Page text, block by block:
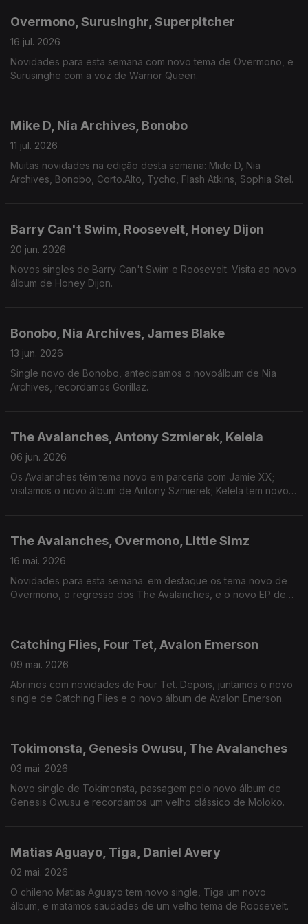
Overmono, Surusinghr, Superpitcher
16 jul. 2026
Novidades para esta semana com novo tema de Overmono, e
Surusinghe com a voz de Warrior Queen.
Mike D, Nia Archives, Bonobo
11 jul. 2026
Muitas novidades na edição desta semana: Mide D, Nia
Archives, Bonobo, Corto.Alto, Tycho, Flash Atkins, Sophia Stel.
Barry Can't Swim, Roosevelt, Honey Dijon
20 jun. 2026
Novos singles de Barry Can't Swim e Roosevelt. Visita ao novo
álbum de Honey Dijon.
Bonobo, Nia Archives, James Blake
13 jun. 2026
Single novo de Bonobo, antecipamos o novoálbum de Nia
Archives, recordamos Gorillaz.
The Avalanches, Antony Szmierek, Kelela
06 jun. 2026
Os Avalanches têm tema novo em parceria com Jamie XX;
visitamos o novo álbum de Antony Szmierek; Kelela tem novo
The Avalanches, Overmono, Little Simz
16 mai. 2026
Novidades para esta semana: em destaque os tema novo de
Overmono, o regresso dos The Avalanches, e o novo EP de
Catching Flies, Four Tet, Avalon Emerson
09 mai. 2026
Abrimos com novidades de Four Tet. Depois, juntamos o novo
single de Catching Flies e o novo álbum de Avalon Emerson.
Tokimonsta, Genesis Owusu, The Avalanches
03 mai. 2026
Novo single de Tokimonsta, passagem pelo novo álbum de
Genesis Owusu e recordamos um velho clássico de Moloko.
Matias Aguayo, Tiga, Daniel Avery
02 mai. 2026
O chileno Matias Aguayo tem novo single, Tiga um novo
álbum, e matamos saudades de um velho tema de Roosevelt.